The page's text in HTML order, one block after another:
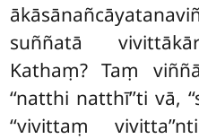
suññatā
Kathaṃ? Taṃ
‘‘natthi natthī’’ti vā,
‘‘vivittaṃ